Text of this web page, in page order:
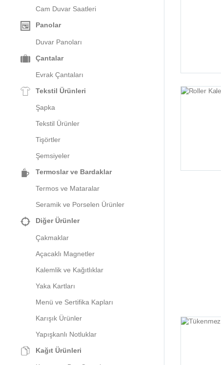
Cam Duvar Saatleri
Panolar
Duvar Panoları
Çantalar
Evrak Çantaları
Tekstil Ürünleri
Şapka
Tekstil Ürünler
Tişörtler
Şemsiyeler
Termoslar ve Bardaklar
Termos ve Mataralar
Seramik ve Porselen Ürünler
Diğer Ürünler
Çakmaklar
Açacaklı Magnetler
Kalemlik ve Kağıtlıklar
Yaka Kartları
Menü ve Sertifika Kapları
Karışık Ürünler
Yapışkanlı Notluklar
Kağıt Ürünleri